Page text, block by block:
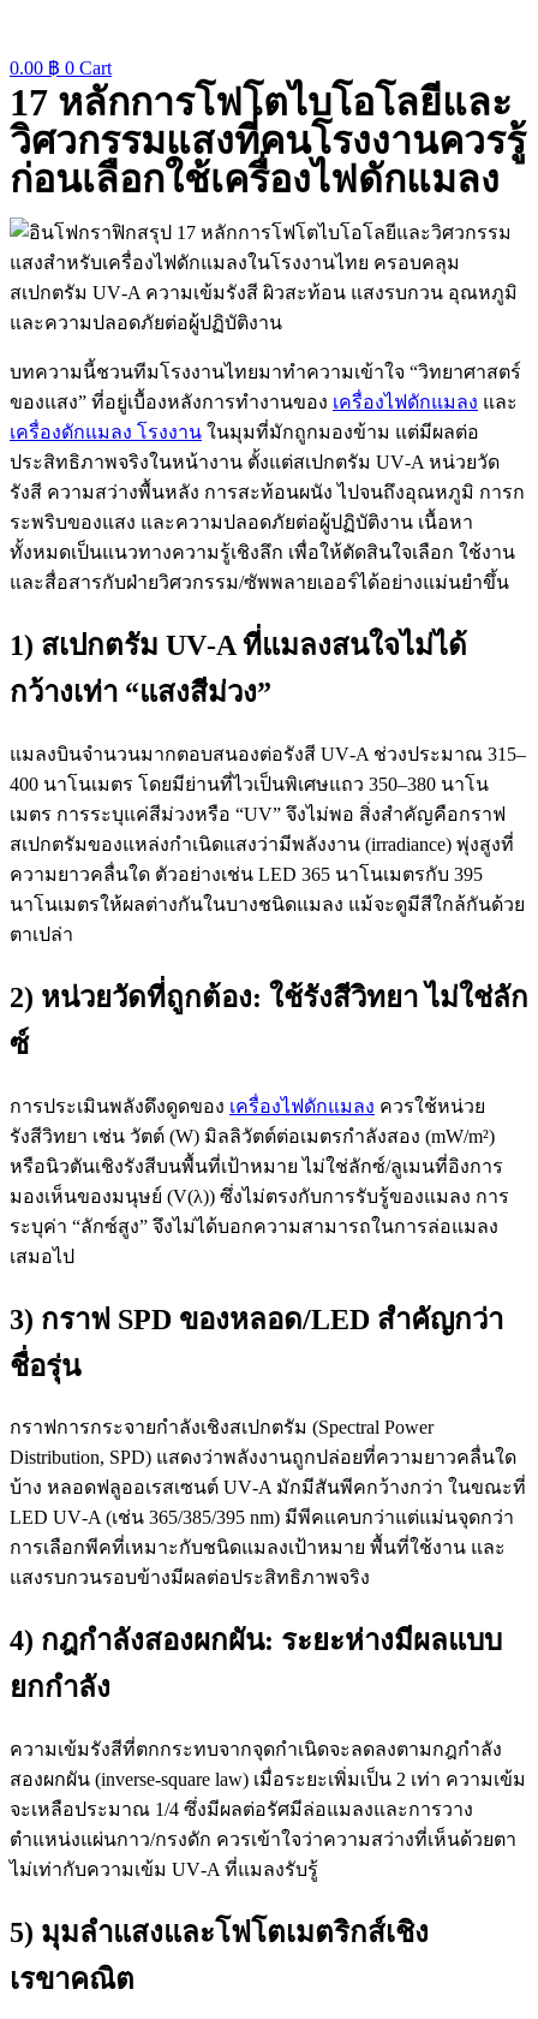
0.00 ฿ 0 Cart
17 หลักการโฟโตไบโอโลยีและ
วิศวกรรมแสงที่คนโรงงานควรรู้
ก่อนเลือกใช้เครื่องไฟดักแมลง
บทความนี้ชวนทีมโรงงานไทยมาทำความเข้าใจ “วิทยาศาสตร์
ของแสง” ที่อยู่เบื้องหลังการทำงานของ เครื่องไฟดักแมลง และ
เครื่องดักแมลง โรงงาน ในมุมที่มักถูกมองข้าม แต่มีผลต่อ
ประสิทธิภาพจริงในหน้างาน ตั้งแต่สเปกตรัม UV‑A หน่วยวัด
รังสี ความสว่างพื้นหลัง การสะท้อนผนัง ไปจนถึงอุณหภูมิ การก
ระพริบของแสง และความปลอดภัยต่อผู้ปฏิบัติงาน เนื้อหา
ทั้งหมดเป็นแนวทางความรู้เชิงลึก เพื่อให้ตัดสินใจเลือก ใช้งาน
และสื่อสารกับฝ่ายวิศวกรรม/ซัพพลายเออร์ได้อย่างแม่นยำขึ้น
1) สเปกตรัม UV‑A ที่แมลงสนใจไม่ได้
กว้างเท่า “แสงสีม่วง”
แมลงบินจำนวนมากตอบสนองต่อรังสี UV‑A ช่วงประมาณ 315–
400 นาโนเมตร โดยมีย่านที่ไวเป็นพิเศษแถว 350–380 นาโน
เมตร การระบุแค่สีม่วงหรือ “UV” จึงไม่พอ สิ่งสำคัญคือกราฟ
สเปกตรัมของแหล่งกำเนิดแสงว่ามีพลังงาน (irradiance) พุ่งสูงที่
ความยาวคลื่นใด ตัวอย่างเช่น LED 365 นาโนเมตรกับ 395
นาโนเมตรให้ผลต่างกันในบางชนิดแมลง แม้จะดูมีสีใกล้กันด้วย
ตาเปล่า
2) หน่วยวัดที่ถูกต้อง: ใช้รังสีวิทยา ไม่ใช่ลัก
ซ์
การประเมินพลังดึงดูดของ เครื่องไฟดักแมลง ควรใช้หน่วย
รังสีวิทยา เช่น วัตต์ (W) มิลลิวัตต์ต่อเมตรกำลังสอง (mW/m²)
หรือนิวตันเชิงรังสีบนพื้นที่เป้าหมาย ไม่ใช่ลักซ์/ลูเมนที่อิงการ
มองเห็นของมนุษย์ (V(λ)) ซึ่งไม่ตรงกับการรับรู้ของแมลง การ
ระบุค่า “ลักซ์สูง” จึงไม่ได้บอกความสามารถในการล่อแมลง
เสมอไป
3) กราฟ SPD ของหลอด/LED สำคัญกว่า
ชื่อรุ่น
กราฟการกระจายกำลังเชิงสเปกตรัม (Spectral Power
Distribution, SPD) แสดงว่าพลังงานถูกปล่อยที่ความยาวคลื่นใด
บ้าง หลอดฟลูออเรสเซนต์ UV‑A มักมีสันพีคกว้างกว่า ในขณะที่
LED UV‑A (เช่น 365/385/395 nm) มีพีคแคบกว่าแต่แม่นจุดกว่า
การเลือกพีคที่เหมาะกับชนิดแมลงเป้าหมาย พื้นที่ใช้งาน และ
แสงรบกวนรอบข้างมีผลต่อประสิทธิภาพจริง
4) กฎกำลังสองผกผัน: ระยะห่างมีผลแบบ
ยกกำลัง
ความเข้มรังสีที่ตกกระทบจากจุดกำเนิดจะลดลงตามกฎกำลัง
สองผกผัน (inverse-square law) เมื่อระยะเพิ่มเป็น 2 เท่า ความเข้ม
จะเหลือประมาณ 1/4 ซึ่งมีผลต่อรัศมีล่อแมลงและการวาง
ตำแหน่งแผ่นกาว/กรงดัก ควรเข้าใจว่าความสว่างที่เห็นด้วยตา
ไม่เท่ากับความเข้ม UV‑A ที่แมลงรับรู้
5) มุมลำแสงและโฟโตเมตริกส์เชิง
เรขาคณิต